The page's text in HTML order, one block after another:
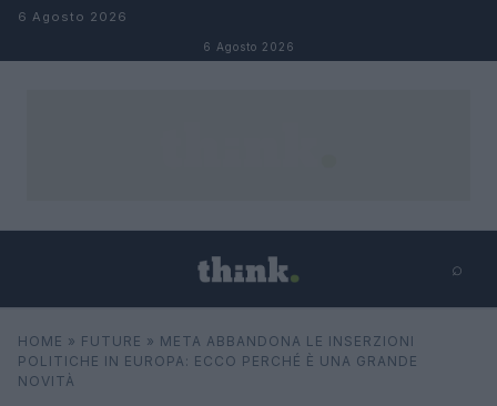
Salta al contenuto
6 Agosto 2026
6 Agosto 2026
⌕
Cerca
HOME » FUTURE » META ABBANDONA LE INSERZIONI
POLITICHE IN EUROPA: ECCO PERCHÉ È UNA GRANDE
NOVITÀ